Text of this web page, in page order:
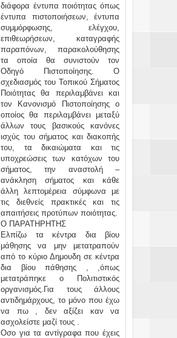
διάφορα έντυπα ποιότητας όπως
έντυπα πιστοποιήσεων, έντυπα
συμμόρφωσης, ελέγχου,
επιθεωρήσεων, καταγραφής
παραπόνων, παρακολούθησης
τα οποία θα συνιστούν τον
Οδηγό Πιστοποίησης. Ο
σχεδιασμός του Τοπικού Σήματος
Ποιότητας θα περιλαμβάνει και
τον Κανονισμό Πιστοποίησης ο
οποίος θα περιλαμβάνει μεταξύ
άλλων τους βασικούς κανόνες
ισχύς του σήματος και διακοπής
του, τα δικαιώματα και τις
υποχρεώσεις των κατόχων του
σήματος, την αναστολή –
ανάκληση σήματος και κάθε
άλλη λεπτομέρεια σύμφωνα με
τις διεθνείς πρακτικές και τις
απαιτήσεις προτύπων ποιότητας.
Ο ΠΑΡΑΤΗΡΗΤΗΣ
Ελπίζω τα κέντρα δια βίου
μάθησης να μην μετατραπούν
από το κύριο Δημουδη σε κέντρα
δια βίου πάθησης , ,όπως
μετατράπηκε ο Πολιτιστικός
οργανισμός.Για τους άλλους
αντιδημάρχους, το μόνο που έχω
να πω , δεν αξίζει καν να
ασχολείστε μαζί τους .
Οσο για τα αντίγραφα που έχεις